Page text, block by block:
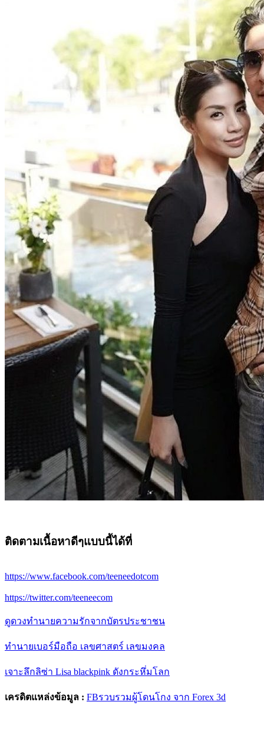
ติดตามเนื้อหาดีๆแบบนี้ได้ที่
https://www.facebook.com/teeneedotcom
https://twitter.com/teeneecom
ดูดวงทำนายความรักจากบัตรประชาชน
ทำนายเบอร์มือถือ เลขศาสตร์ เลขมงคล
เจาะลึกลิซ่า Lisa blackpink ดังกระหึ่มโลก
เครดิตแหล่งข้อมูล : FBรวบรวมผู้โดนโกง จาก Forex 3d